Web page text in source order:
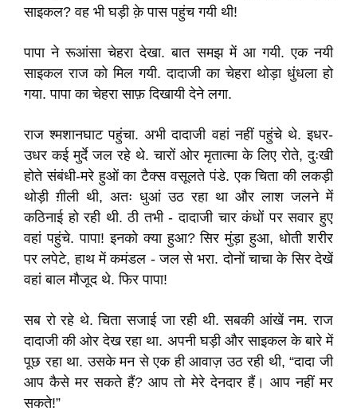
साइकल? वह भी घड़ी क़े पास पहुंच गयी थी!
पापा ने रूआंसा चेहरा देखा. बात समझ में आ गयी. एक नयी
साइकल राज को मिल गयी. दादाजी का चेहरा थोड़ा धुंधला हो
गया. पापा का चेहरा साफ़ दिखायी देने लगा.
राज श्मशानघाट पहुंचा. अभी दादाजी वहां नहीं पहुंचे थे. इधर-
उधर कई मुर्दे जल रहे थे. चारों ओर मृतात्मा के लिए रोते, दुःखी
होते संबंधी-मरे हुओं का टैक्स वसूलते पंडे. एक चिता की लकड़ी
थोड़ी ग़ीली थी, अतः धुआं उठ रहा था और लाश जलने में
कठिनाई हो रही थी. ठी तभी - दादाजी चार कंधों पर सवार हुए
वहां पहुंचे. पापा! इनको क्या हुआ? सिर मुंड़ा हुआ, धोती शरीर
पर लपेटे, हाथ में कमंडल - जल से भरा. दोनों चाचा के सिर देखें
वहां बाल मौजूद थे. फिर पापा!
सब रो रहे थे. चिता सजाई जा रही थी. सबकी आंखें नम. राज
दादाजी की ओर देख रहा था. अपनी घड़ी और साइकल के बारे में
पूछ रहा था. उसके मन से एक ही आवाज़ उठ रही थी, “दादा जी
आप कैसे मर सकते हैं? आप तो मेरे देनदार हैं। आप नहीं मर
सकते!”